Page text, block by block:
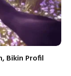
Bikin Profil